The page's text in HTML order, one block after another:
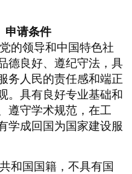
申请条件
的领导和中国特色社
德良好、遵纪守法，具
务人民的责任感和端正
。具有良好专业基础和
遵守学术规范，在工
学成回国为国家建设服
和国国籍，不具有国